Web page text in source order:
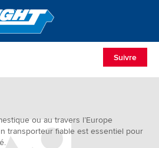
Suivre
ou au travers l’Europe
transporteur fiable est essentiel pour